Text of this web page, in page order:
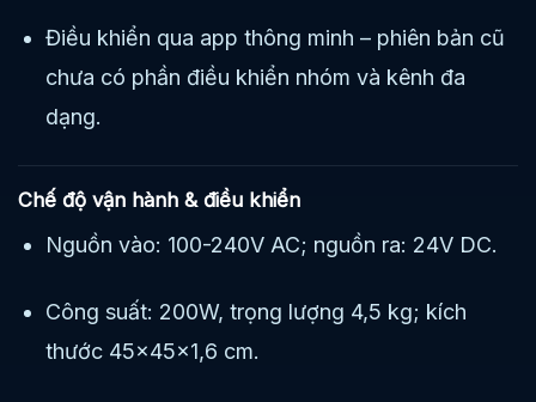
Điều khiển qua app thông minh – phiên bản cũ
chưa có phần điều khiển nhóm và kênh đa
dạng.
Chế độ vận hành & điều khiển
Nguồn vào: 100-240V AC; nguồn ra: 24V DC.
Công suất: 200W, trọng lượng 4,5 kg; kích
thước 45×45×1,6 cm.